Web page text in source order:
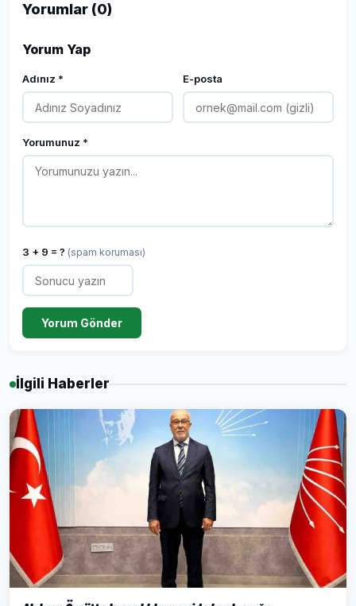
Yorumlar (0)
Yorum Yap
Adınız * E-posta
Yorumunuz *
3 + 9 = ? (spam koruması)
Yorum Gönder
İlgili Haberler